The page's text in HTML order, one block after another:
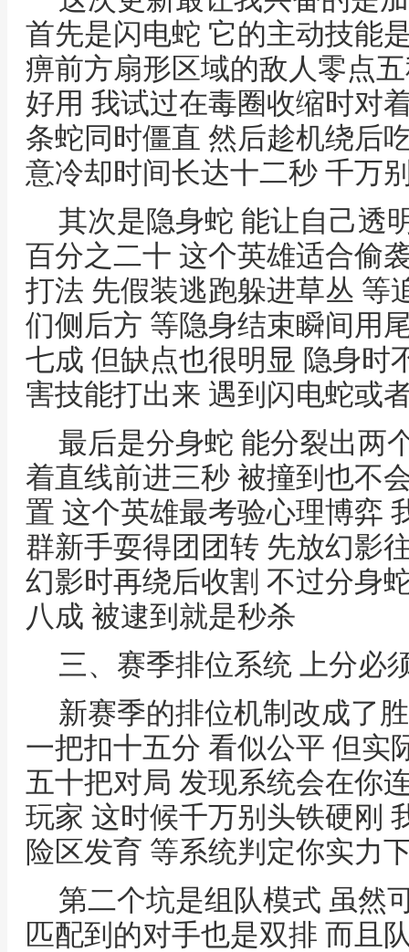
首先是闪电蛇 它的主动技能
痹前方扇形区域的敌人零点
好用 我试过在毒圈收缩时对
条蛇同时僵直 然后趁机绕后
意冷却时间长达十二秒 千万
其次是隐身蛇 能让自己透
百分之二十 这个英雄适合偷
打法 先假装逃跑躲进草丛 等
们侧后方 等隐身结束瞬间用
七成 但缺点也很明显 隐身时
害技能打出来 遇到闪电蛇或
最后是分身蛇 能分裂出两
着直线前进三秒 被撞到也不
置 这个英雄最考验心理博弈
群新手耍得团团转 先放幻影
幻影时再绕后收割 不过分身
八成 被逮到就是秒杀
三、赛季排位系统 上分必
新赛季的排位机制改成了
一把扣十五分 看似公平 但实
五十把对局 发现系统会在你
玩家 这时候千万别头铁硬刚
险区发育 等系统判定你实力
第二个坑是组队模式 虽然
匹配到的对手也是双排 而且